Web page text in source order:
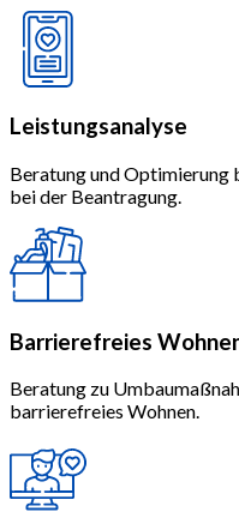
Leistungsanalyse
Beratung und Optimierung
bei der Beantragung.
Barrierefreies
Beratung zu
barrierefreies Wohnen.